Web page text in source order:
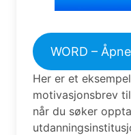
WORD – Åpne
Her er et
motivasjonsbrev
når du søker